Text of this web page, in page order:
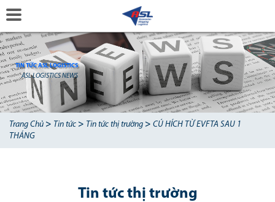
TIN TỨC ASL LOGISTICS
ASL LOGISTICS NEWS
Trang Chủ > Tin tức > Tin tức thị trường > CÚ HÍCH TỪ EVFTA SAU 1
THÁNG
Tin tức thị trường